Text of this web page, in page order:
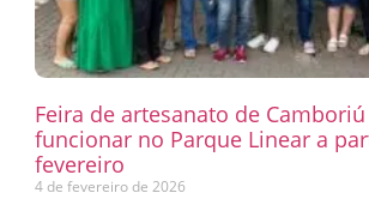
Feira de artesanato de
funcionar no Parque Linear a
fevereiro
4 de fevereiro de 2026